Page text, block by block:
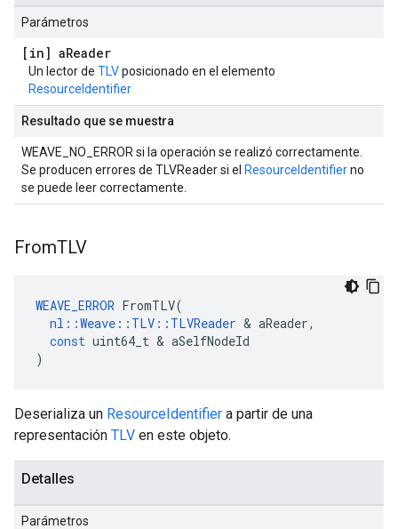
Parámetros
[in] aReader
Un lector de TLVposicionado en el elemento
ResourceIdentifier
Resultado que se muestra
WEAVE_NO_ERROR si la operación se realizó correctamente.
Se producen errores de TLVReader si el ResourceIdentifierno
se puede leer correctamente.
FromTLV
WEAVE_ERROR FromTLV(
nl ::Weave :: TLV :: TLVReader & aReader,
const uint64_t & aSelfNodeId
)
Deserializa un ResourceIdentifier a partir de una
representación TLV en este objeto.
Detalles
Parámetros